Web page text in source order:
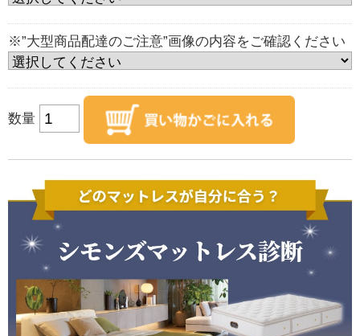
※”大型商品配達のご注意”画像の内容をご確認ください
数量